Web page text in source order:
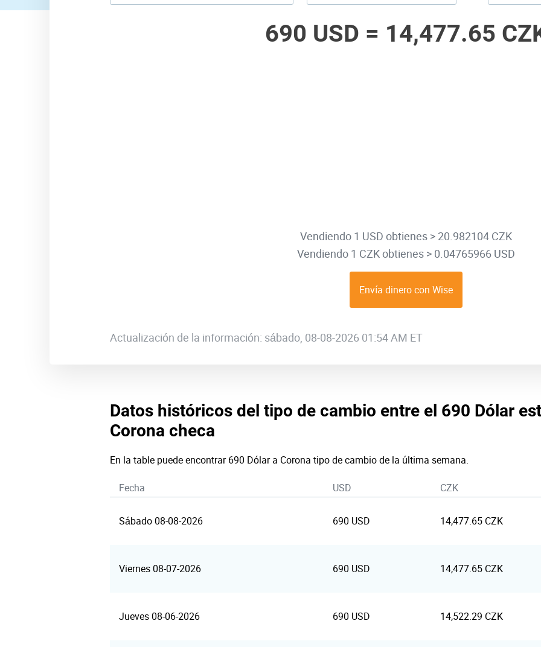
690 USD = 14,477.65
Vendiendo 1 USD obtienes > 20.982104 CZK
Vendiendo 1 CZK obtienes > 0.04765966 USD
Envía dinero con Wise
Actualización de la información: sábado, 08-08-2026 01:54 AM ET
Datos históricos del tipo de cambio entre el 690 Dólar
Corona checa
En la table puede encontrar 690 Dólar a Corona tipo de cambio de la última semana.
Fecha USD CZK
Sábado 08-08-2026 690 USD 14,477.65 CZK
Viernes 08-07-2026 690 USD 14,477.65 CZK
Jueves 08-06-2026 690 USD 14,522.29 CZK